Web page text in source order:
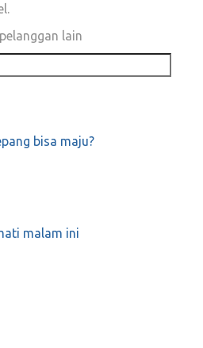
lain
bisa maju?
malam ini